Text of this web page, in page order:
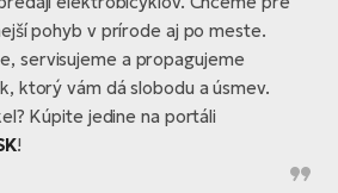
pohyb v prírode aj po meste.
servisujeme a propagujeme
ktorý vám dá slobodu a úsmev.
Kúpite jedine na portáli
!